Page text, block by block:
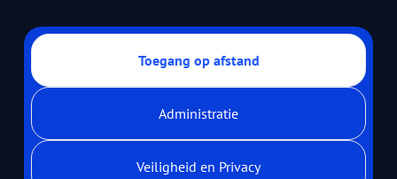
Toegang op afstand
Administratie
Veiligheid en Privacy